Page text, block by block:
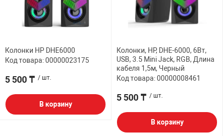
Колонки HP DHE6000
Код товара: 00000023175
5 500 ₸ / шт.
В корзину
Колонки, HP, DHE-6000, 6Вт,
USB, 3.5 Mini Jack, RGB, Длина
кабеля 1,5м, Черный
Код товара: 00000008461
5 500 ₸ / шт.
В корзину